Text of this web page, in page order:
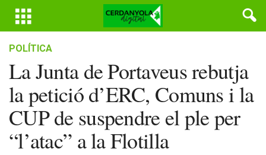
POLÍTICA
La Junta de Portaveus rebutja
la petició d’ERC, Comuns i la
CUP de suspendre el ple per
“l’atac” a la Flotilla